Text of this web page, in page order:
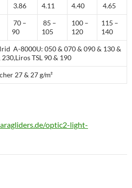
3.86 4.11 4.40 4.65
70 –
90
85 –
105
100 –
120
115 –
140
A-8000U: 050 & 070 & 090 & 130 &
230,Liros TSL 90 & 190
27 & 27 g/m²
optic2-light-